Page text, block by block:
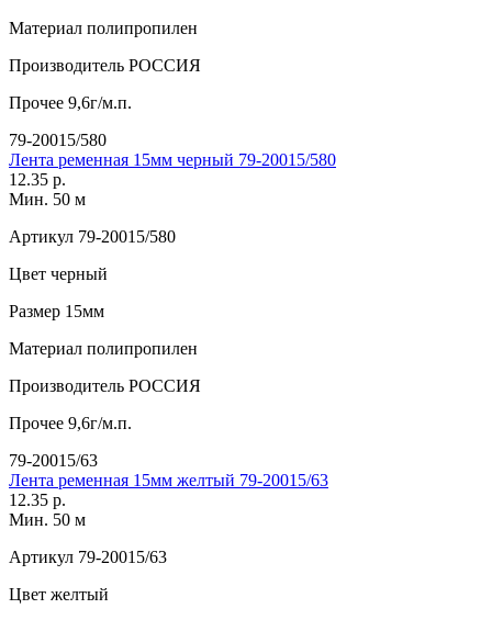
Материал полипропилен
Производитель РОССИЯ
Прочее 9,6г/м.п.
79-20015/580
Лента ременная 15мм черный 79-20015/580
12.35 р.
Мин. 50 м
Артикул 79-20015/580
Цвет черный
Размер 15мм
Материал полипропилен
Производитель РОССИЯ
Прочее 9,6г/м.п.
79-20015/63
Лента ременная 15мм желтый 79-20015/63
12.35 р.
Мин. 50 м
Артикул 79-20015/63
Цвет желтый